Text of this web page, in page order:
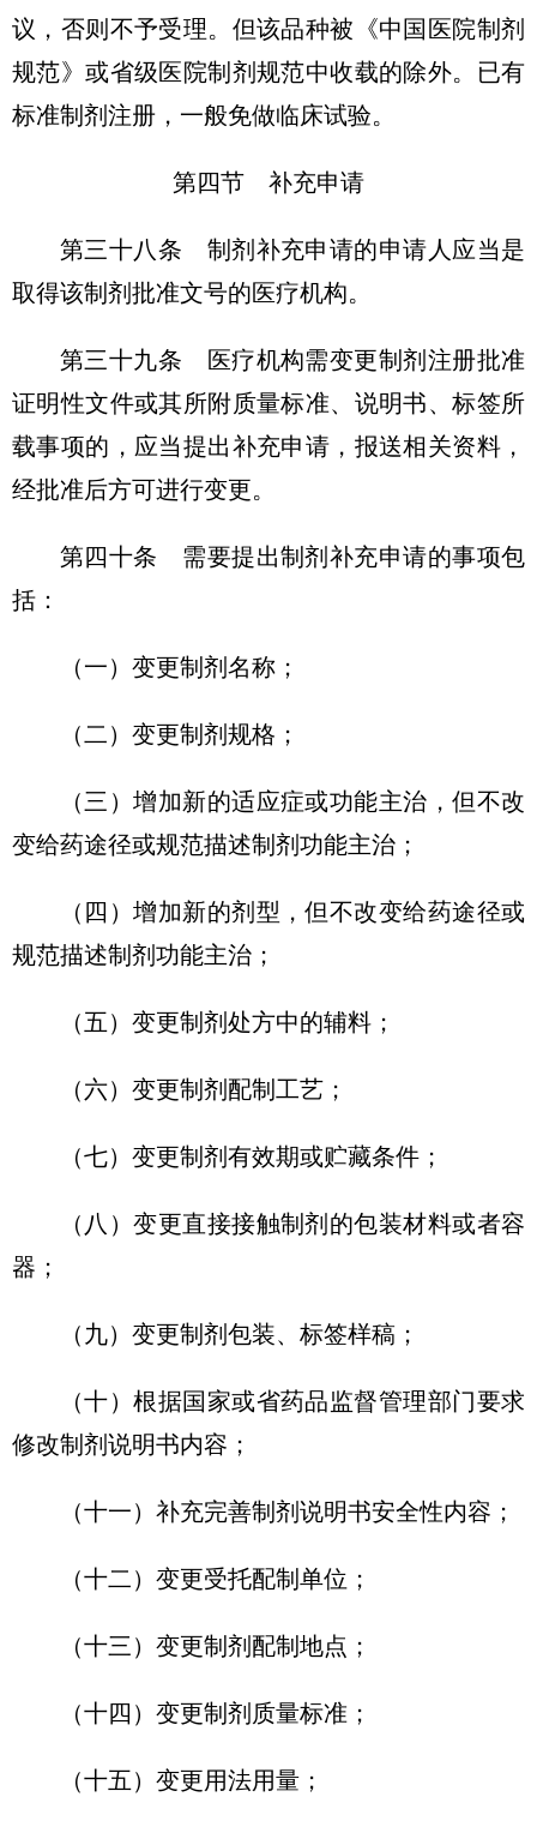
议，否则不予受理。但该品种被《中国医院制剂
规范》或省级医院制剂规范中收载的除外。已有
标准制剂注册，一般免做临床试验。
第四节 补充申请
第三十八条 制剂补充申请的申请人应当是
取得该制剂批准文号的医疗机构。
第三十九条 医疗机构需变更制剂注册批准
证明性文件或其所附质量标准、说明书、标签所
载事项的，应当提出补充申请，报送相关资料，
经批准后方可进行变更。
第四十条 需要提出制剂补充申请的事项包
括：
（一）变更制剂名称；
（二）变更制剂规格；
（三）增加新的适应症或功能主治，但不改
变给药途径或规范描述制剂功能主治；
（四）增加新的剂型，但不改变给药途径或
规范描述制剂功能主治；
（五）变更制剂处方中的辅料；
（六）变更制剂配制工艺；
（七）变更制剂有效期或贮藏条件；
（八）变更直接接触制剂的包装材料或者容
器；
（九）变更制剂包装、标签样稿；
（十）根据国家或省药品监督管理部门要求
修改制剂说明书内容；
（十一）补充完善制剂说明书安全性内容；
（十二）变更受托配制单位；
（十三）变更制剂配制地点；
（十四）变更制剂质量标准；
（十五）变更用法用量；